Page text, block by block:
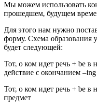
Мы можем использовать
прошедшем, будущем
Для этого нам нужно
форму. Схема образования
будет следующей:
Тот, о ком идет речь + be
действие c окончанием –ing
Тот, о ком идет речь + be
предмет